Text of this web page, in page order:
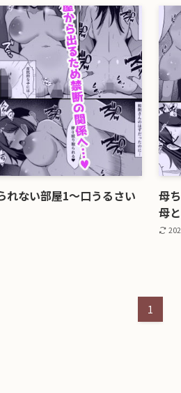
れない部屋1〜口うるさい
母
母
1